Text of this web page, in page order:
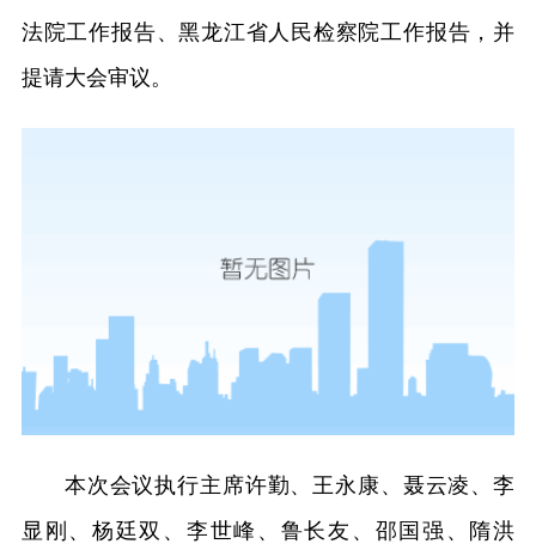
法院工作报告、黑龙江省人民检察院工作报告，并
提请大会审议。
本次会议执行主席许勤、王永康、聂云凌、李
显刚、杨廷双、李世峰、鲁长友、邵国强、隋洪